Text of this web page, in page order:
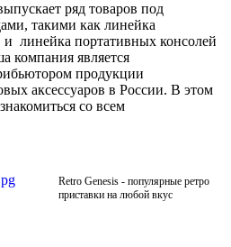
ряд товаров под
такими как линейка
и линейка портативных консолей
компания является
продукции
аксессуаров в России. В этом
со всем
Retro Genesis - популярные ретро
приставки на любой вкус